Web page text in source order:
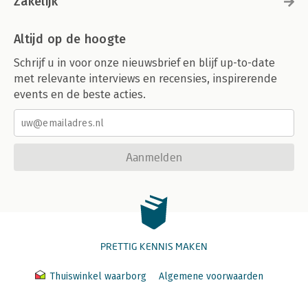
Altijd op de hoogte
Schrijf u in voor onze nieuwsbrief en blijf up-to-date
met relevante interviews en recensies, inspirerende
events en de beste acties.
Aanmelden
PRETTIG KENNIS MAKEN
Thuiswinkel waarborg Algemene voorwaarden